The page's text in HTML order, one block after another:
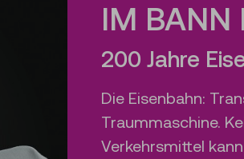
IM BANN
200 Jahre
Die Eisenbahn:
Traummaschine.
Verkehrsmittel